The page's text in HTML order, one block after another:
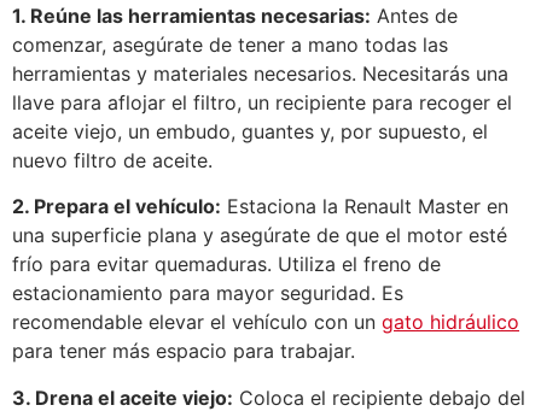
1. Reúne las herramientas necesarias: Antes de
comenzar, asegúrate de tener a mano todas las
herramientas y materiales necesarios. Necesitarás una
llave para aflojar el filtro, un recipiente para recoger el
aceite viejo, un embudo, guantes y, por supuesto, el
nuevo filtro de aceite.
2. Prepara el vehículo: Estaciona la Renault Master en
una superficie plana y asegúrate de que el motor esté
frío para evitar quemaduras. Utiliza el freno de
estacionamiento para mayor seguridad. Es
recomendable elevar el vehículo con un gato hidráulico
para tener más espacio para trabajar.
3. Drena el aceite viejo: Coloca el recipiente debajo del